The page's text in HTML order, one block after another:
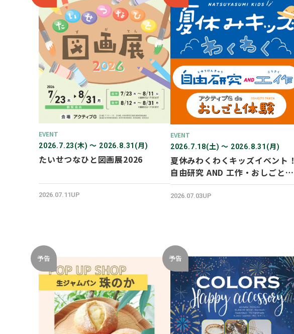
EVENT
2026.7.23(木) 〜 2026.8.31(月)
たいせつなひと図画展2026
2026.07.11UP
EVENT
2026.7.18(土) 〜 2026.8.31(月)
夏休みわくわくキッズイベント！
自由研究 AND 工作・おしごと体
験！
2026.07.03UP
予告 予告